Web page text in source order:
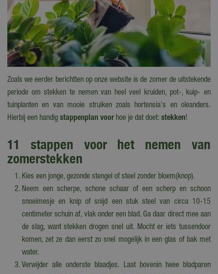
Zoals we eerder berichtten op onze website is de zomer de uitstekende
periode om stekken te nemen van heel veel kruiden, pot-, kuip- en
tuinplanten en van mooie struiken zoals hortensia's en oleanders.
Hierbij een handig stappenplan voorhoe je dat doet: stekken!
11 stappen voor het nemen van
zomerstekken
Kies een jonge, gezonde stengel of steel zonder bloem(knop).
Neem een scherpe, schone schaar of een scherp en schoon
snoeimesje en knip of snijd een stuk steel van circa 10-15
centimeter schuin af, vlak onder een blad. Ga daar direct mee aan
de slag, want stekken drogen snel uit. Mocht er iets tussendoor
komen, zet ze dan eerst zo snel mogelijk in een glas of bak met
water.
Verwijder alle onderste blaadjes. Laat bovenin twee bladparen